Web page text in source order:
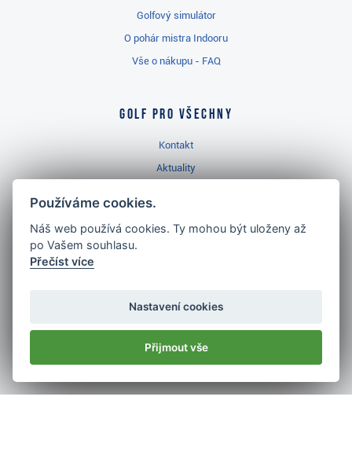
Golfový simulátor
O pohár mistra Indooru
Vše o nákupu - FAQ
Golf pro všechny
Kontakt
Aktuality
Golfový slovník
Nejlépe hodnocený
v ČR
Používáme cookies.
Náš web používá cookies. Ty mohou být uloženy až
po Vašem souhlasu.
Přečíst více
Nastavení cookies
Přijmout vše